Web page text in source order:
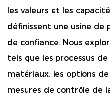
les valeurs et les
définissent une usine de
de confiance. Nous
tels que les processus
matériaux, les options
mesures de contrôle de